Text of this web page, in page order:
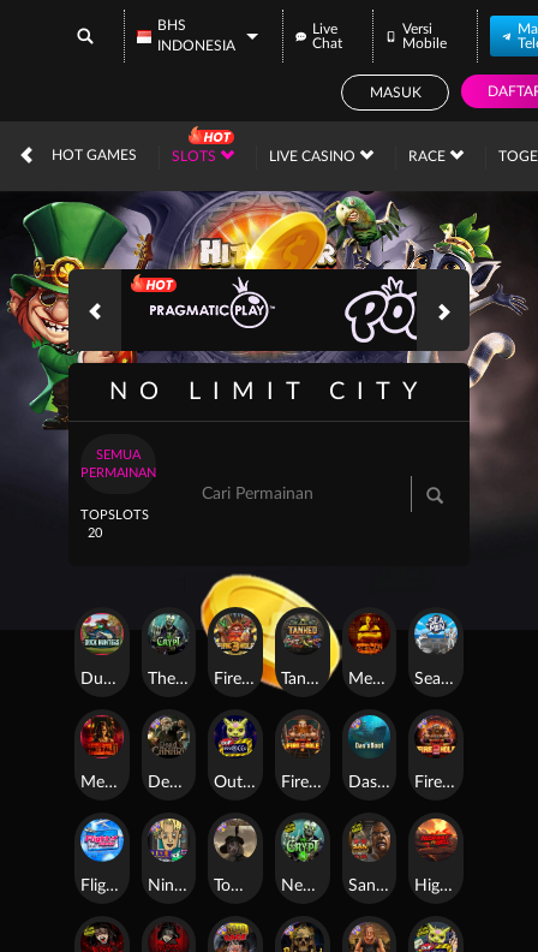
BHS
INDONESIA
Live
Chat
Versi
Mobile
MASUK
HOT GAMES SLOTS LIVE CASINO RACE
IDR
NO LIMIT CITY
SEMUA
PERMAINAN
TOP
20
SLOTS
Seamen
Duck Hunters Fire in the Hole 3
Highway to Hell
Mental 2
San Quentin 2: Death Row
Mental
The Crypt
Outsourced
Nexus The Crypt
Tombstone RIP
Fire in the Hole 2
Tanked
Fire In The Hole xBomb Das xBoot
Nine To Five
Flight Mode
Dead Canary